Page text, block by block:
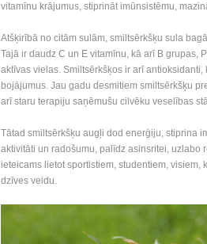
vitamīnu krājumus, stiprināt imūnsistēmu,
Atšķirībā no citām sulām, smiltsērkšķu sula
Tajā ir daudz C un E vitamīnu, kā arī B grupas,
aktīvas vielas. Smiltsērkšķos ir arī
bojājumus. Jau gadu desmitiem smiltsērkšķu
arī staru terapiju saņēmušu cilvēku veselības
Tātad smiltsērkšķu augļi dod enerģiju, stiprina
aktivitāti un radošumu, palīdz asinsritei, uzlabo
ieteicams lietot sportistiem, studentiem,
dzīves veidu.